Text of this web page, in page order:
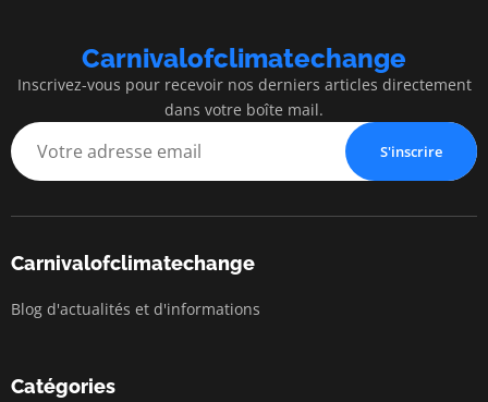
Carnivalofclimatechange
Inscrivez-vous pour recevoir nos derniers articles directement
dans votre boîte mail.
S'inscrire
Carnivalofclimatechange
Blog d'actualités et d'informations
Catégories